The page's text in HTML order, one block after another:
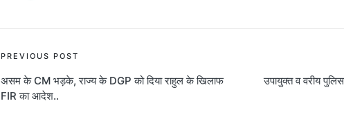
Post
navigation
PREVIOUS POST
असम के CM भड़के, राज्य के DGP को दिया राहुल के खिलाफ
FIR का आदेश..
उपायुक्त व वरीय